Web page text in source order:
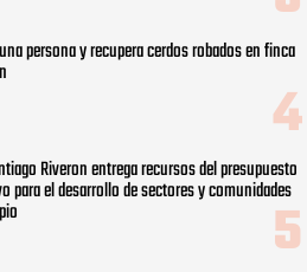
persona y recupera cerdos robados en finca
Riveron entrega recursos del presupuesto
para el desarrollo de sectores y comunidades